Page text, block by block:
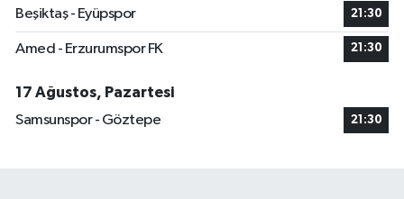
Beşiktaş - Eyüpspor 21:30
Amed - Erzurumspor FK 21:30
17 Ağustos, Pazartesi
Samsunspor - Göztepe
21:30